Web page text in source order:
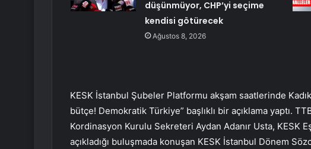
düşünmüyor, CHP’yi seçime
kendisi götürecek
Ağustos 8, 2026
KESK İstanbul Şubeler Platformu akşam saatlerinde
bütçe! Demokratik Türkiye” başlıklı bir açıklama yaptı.
Kordinasyon Kurulu Sekreteri Aydan Adanır Usta, KESK
açıkladığı buluşmada konuşan KESK İstanbul Dönem